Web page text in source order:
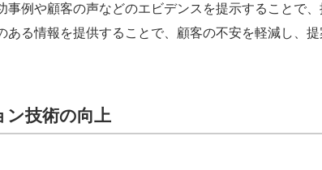
事例や顧客の声などのエビデンスを提示することで
ある情報を提供することで、顧客の不安を軽減し、
ン技術の向上